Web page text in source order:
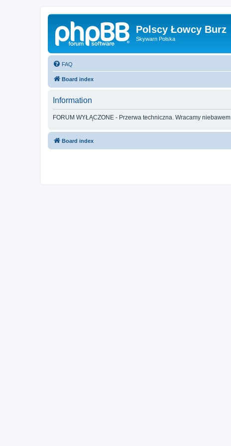
Polscy Łowcy Burz
Skywarn Polska
FAQ
Board index
Information
FORUM WYŁĄCZONE - Przerwa techniczna. Wracamy niebawem
Board index